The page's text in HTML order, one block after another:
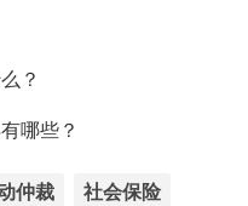
？
哪些？
仲裁 社会保险